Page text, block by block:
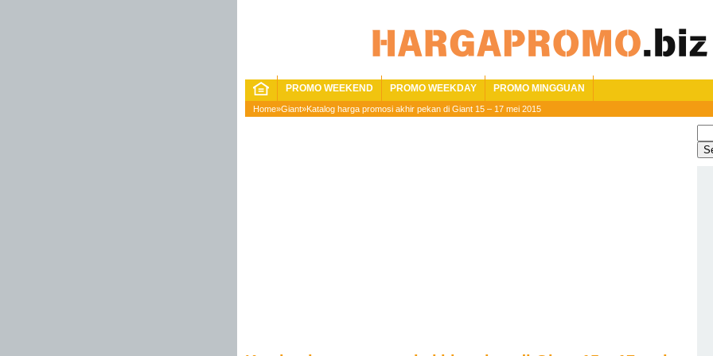
PROMO WEEKEND PROMO WEEKDAY PROMO MINGGUAN
Home»Giant»Katalog harga promosi akhir pekan di Giant 15 – 17 mei 2015
for: